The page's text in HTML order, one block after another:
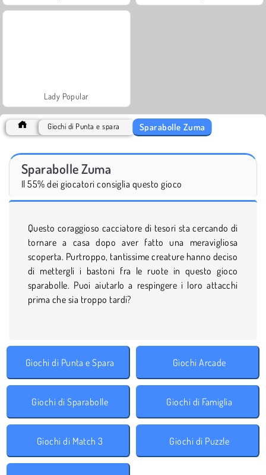
Lady Popular
Giochi di Punta e spara Sparabolle Zuma
Sparabolle Zuma
Il 55% dei giocatori consiglia questo gioco
Questo coraggioso cacciatore di tesori sta cercando di
tornare a casa dopo aver fatto una meravigliosa
scoperta. Purtroppo, tantissime creature hanno deciso
di mettergli i bastoni fra le ruote in questo gioco
sparabolle. Puoi aiutarlo a respingere i loro attacchi
prima che sia troppo tardi?
Giochi di Punta e Spara Giochi Arcade
Giochi di Sparabolle Giochi di Famiglia
Giochi di Match 3 Giochi di Puzzle